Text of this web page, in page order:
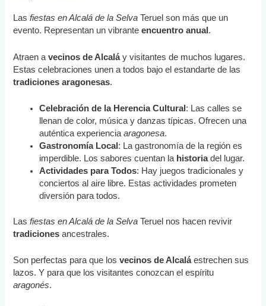
Lasfiestas en Alcalá de la Selva Teruel son más que un
evento. Representan un vibranteencuentro anual .
Atraen avecinos de Alcaláy visitantes de muchos lugares.
Estas celebraciones unen a todos bajo el estandarte de las
tradiciones aragonesas.
Celebración de la Herencia Cultural : Las calles se
llenan de color, música y danzas típicas. Ofrecen una
auténtica experienciaaragonesa.
Gastronomía Local : La gastronomía de la región es
imperdible. Los sabores cuentan la historiadel lugar.
Actividades para Todos: Hay juegos tradicionales y
conciertos al aire libre. Estas actividades prometen
diversión para todos.
Lasfiestas en Alcalá de la Selva Teruel nos hacen revivir
tradiciones ancestrales.
Son perfectas para que losvecinos de Alcaláestrechen sus
lazos. Y para que los visitantes conozcan el espíritu
aragonés.